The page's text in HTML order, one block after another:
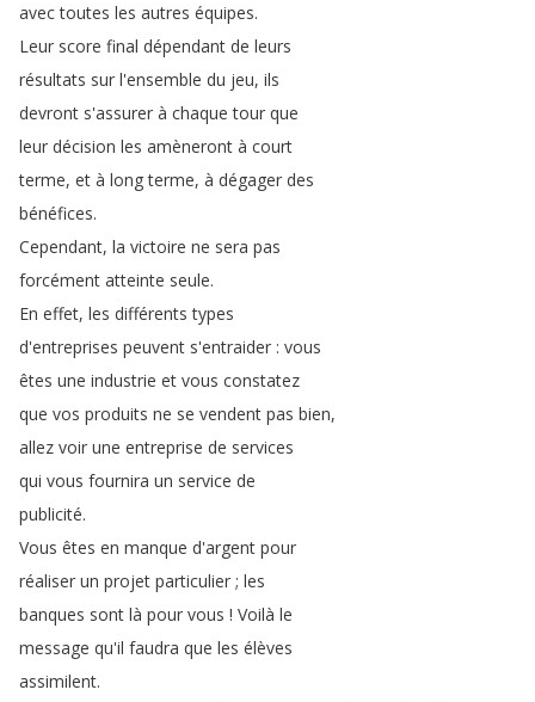
avec toutes les autres équipes.
Leur score final dépendant de leurs
résultats sur l'ensemble du jeu, ils
devront s'assurer à chaque tour que
leur décision les amèneront à court
terme, et à long terme, à dégager des
bénéfices.
Cependant, la victoire ne sera pas
forcément atteinte seule.
En effet, les différents types
d'entreprises peuvent s'entraider : vous
êtes une industrie et vous constatez
que vos produits ne se vendent pas bien,
allez voir une entreprise de services
qui vous fournira un service de
publicité.
Vous êtes en manque d'argent pour
réaliser un projet particulier ; les
banques sont là pour vous ! Voilà le
message qu'il faudra que les élèves
assimilent.